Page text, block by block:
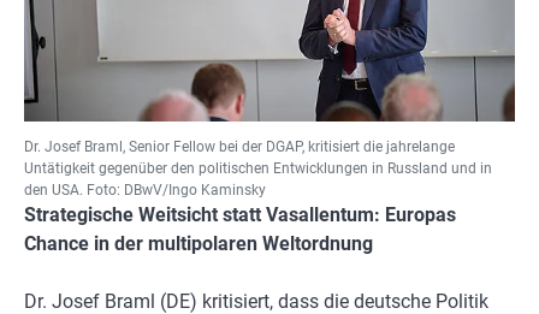
Dr. Josef Braml, Senior Fellow bei der DGAP, kritisiert die jahrelange
Untätigkeit gegenüber den politischen Entwicklungen in Russland und in
den USA. Foto: DBwV/Ingo Kaminsky
Strategische Weitsicht statt Vasallentum: Europas
Chance in der multipolaren Weltordnung
Dr. Josef Braml (DE) kritisiert, dass die deutsche Politik